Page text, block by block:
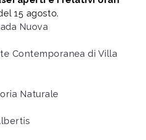
15 agosto.
Nuova
Contemporanea di Villa
Naturale